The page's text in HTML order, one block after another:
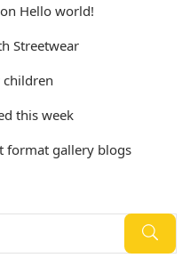
on Hello world!
Streetwear
this week
format gallery blogs